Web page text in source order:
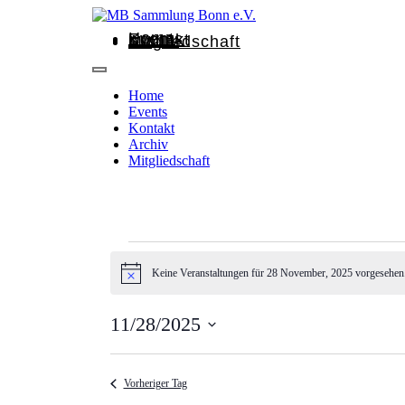
Home
Events
Kontakt
Archiv
Mitgliedschaft
Home
Events
Kontakt
Archiv
Mitgliedschaft
HinweisKeine Veranstaltungen für 28 November, 2025
11/28/2025
Vorheriger Tag